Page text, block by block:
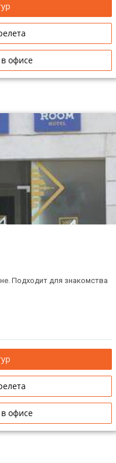
в офисе
Подходит для знакомства
в офисе